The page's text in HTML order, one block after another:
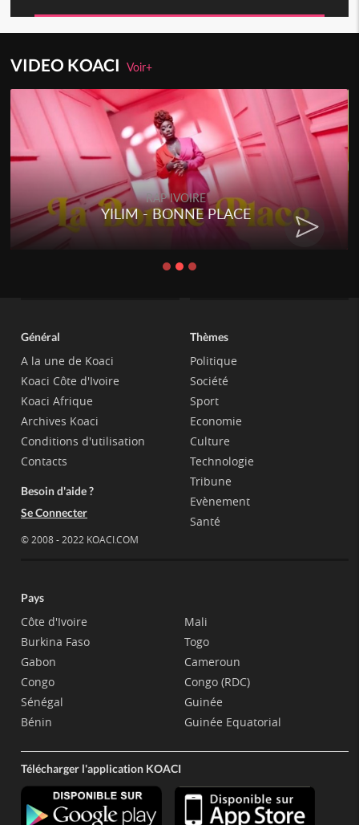
VIDEO KOACIVoir+
RAP IVOIRE
YILIM - BONNE PLACE
Général
A la une de Koaci
Koaci Côte d'Ivoire
Koaci Afrique
Archives Koaci
Conditions d'utilisation
Contacts
Besoin d'aide ?
Se Connecter
© 2008 - 2022 KOACI.COM
Thèmes
Politique
Société
Sport
Economie
Culture
Technologie
Tribune
Evènement
Santé
Pays
Côte d'Ivoire
Burkina Faso
Gabon
Congo
Sénégal
Bénin
Mali
Togo
Cameroun
Congo (RDC)
Guinée
Guinée Equatorial
Télécharger l'application KOACI